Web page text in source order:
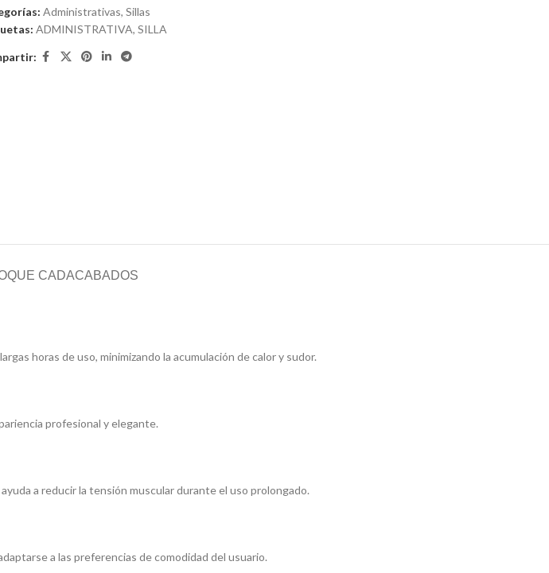
Administrativas, Sillas
ADMINISTRATIVA, SILLA
CADACABADOS
horas de uso, minimizando la acumulación de calor y sudor.
profesional y elegante.
a reducir la tensión muscular durante el uso prolongado.
a las preferencias de comodidad del usuario.